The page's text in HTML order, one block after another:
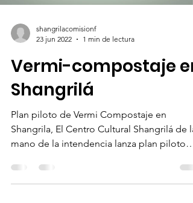
shangrilacomisionf
23 jun 2022
1 min de lectura
Vermi-compostaje en
Shangrilá
Plan piloto de Vermi Compostaje en
Shangrila, El Centro Cultural Shangrilá de la
mano de la intendencia lanza plan piloto